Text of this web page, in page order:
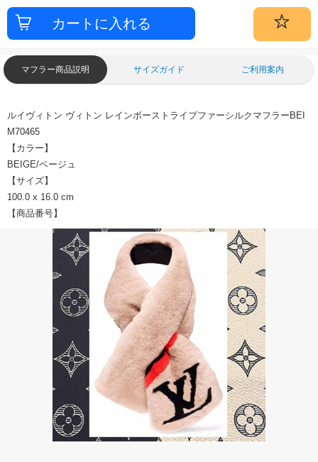
マフラー商品説明 サイズガイド ご利用案内
ルイヴィトン ヴィトン レインボーストライプファーシルクマフラーBEI
M70465
【カラー】
BEIGE/ベージュ
【サイズ】
100.0 x 16.0 cm
【商品番号】